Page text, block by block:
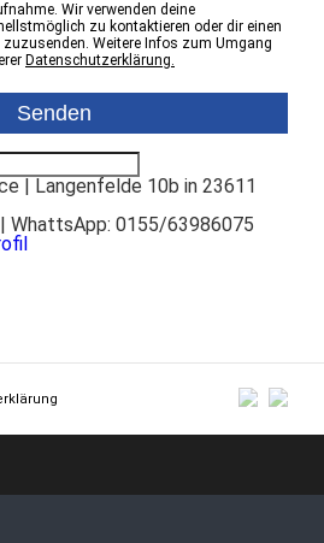
Wir verwenden deine
zu kontaktieren oder dir einen
zuzusenden. Weitere Infos zum Umgang
Datenschutzerklärung.
| Langenfelde 10b in 23611
WhattsApp: 0155/63986075